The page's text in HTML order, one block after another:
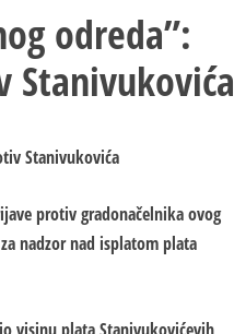
odreda”:
Stanivukovića
protiv gradonačelnika ovog
nadzor nad isplatom plata
visinu plata Stanivukovićevih